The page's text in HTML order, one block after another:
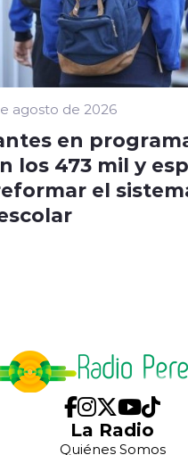
agosto de 2026
en
los 473 mil y
el
La Radio
Quiénes Somos